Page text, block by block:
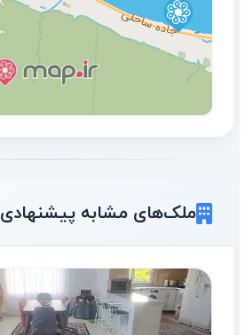
ملک‌های مشابه پیشنهادی